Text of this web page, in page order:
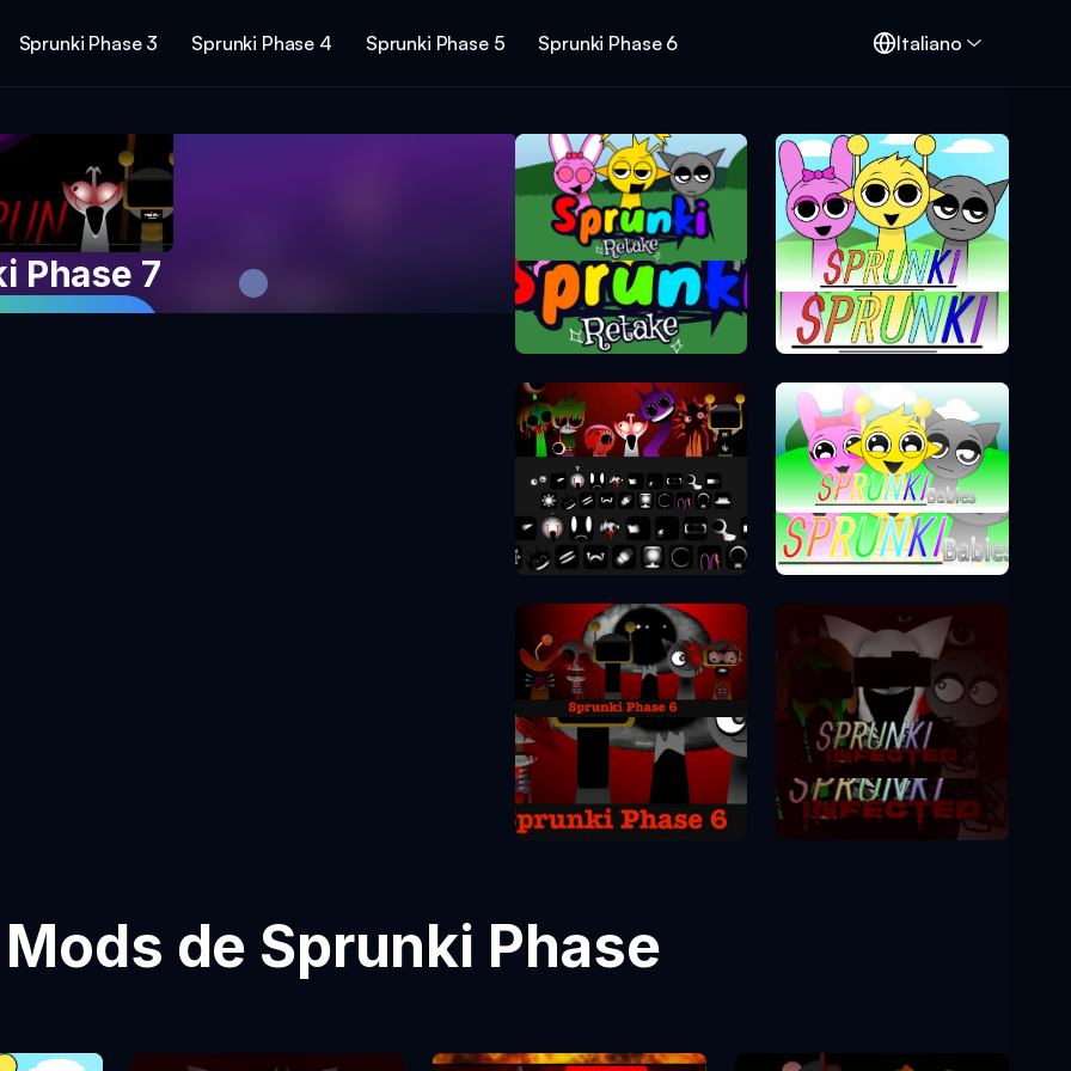
Sprunki Phase 3 Sprunki Phase 4 Sprunki Phase 5 Sprunki Phase 6 Italiano
Phase 7
Sprunki Retake
Sprunki Phase
Sprunki Phase 10 Sprunki Phase 0
Sprunki Phase 6
Sprunki Phase 2
de Sprunki Phase